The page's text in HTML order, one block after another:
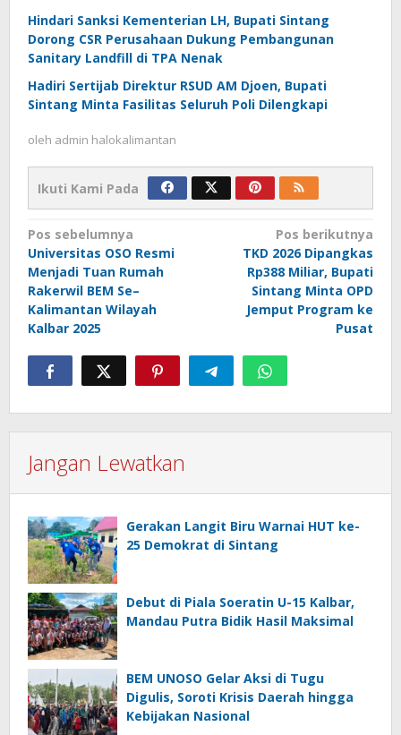
Hindari Sanksi Kementerian LH, Bupati Sintang
Dorong CSR Perusahaan Dukung Pembangunan
Sanitary Landfill di TPA Nenak
Hadiri Sertijab Direktur RSUD AM Djoen, Bupati
Sintang Minta Fasilitas Seluruh Poli Dilengkapi
oleh admin halokalimantan
Ikuti Kami Pada
Navigasi
pos
Pos sebelumnya
Universitas OSO Resmi
Menjadi Tuan Rumah
Rakerwil BEM Se–
Kalimantan Wilayah
Kalbar 2025
Pos berikutnya
TKD 2026 Dipangkas
Rp388 Miliar, Bupati
Sintang Minta OPD
Jemput Program ke
Pusat
Jangan Lewatkan
Gerakan Langit Biru Warnai HUT ke-
25 Demokrat di Sintang
Debut di Piala Soeratin U-15 Kalbar,
Mandau Putra Bidik Hasil Maksimal
BEM UNOSO Gelar Aksi di Tugu
Digulis, Soroti Krisis Daerah hingga
Kebijakan Nasional